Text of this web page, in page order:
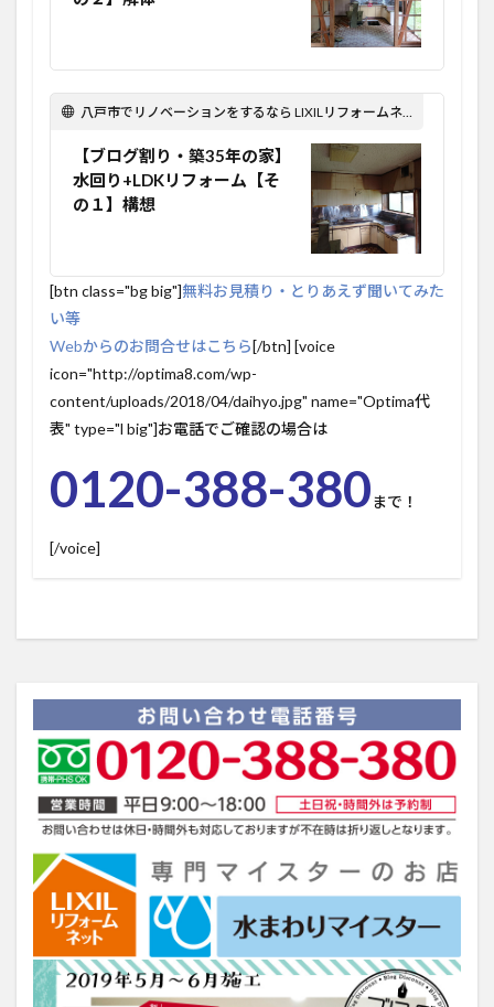
八戸市でリノベーションをするなら LIXILリフォームネット Optima Reform！
【ブログ割り・築35年の家】
水回り+LDKリフォーム【そ
の１】構想
[btn class="bg big"]無料お見積り・とりあえず聞いてみた
い等
Webからのお問合せはこちら[/btn] [voice
icon="http://optima8.com/wp-
content/uploads/2018/04/daihyo.jpg" name="Optima代
表" type="l big"]お電話でご確認の場合は
0120-388-380まで！
[/voice]